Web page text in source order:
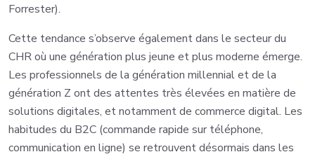
Forrester).
Cette tendance s’observe également dans le secteur du
CHR où une génération plus jeune et plus moderne émerge.
Les professionnels de la génération millennial et de la
génération Z ont des attentes très élevées en matière de
solutions digitales, et notamment de commerce digital. Les
habitudes du B2C (commande rapide sur téléphone,
communication en ligne) se retrouvent désormais dans les